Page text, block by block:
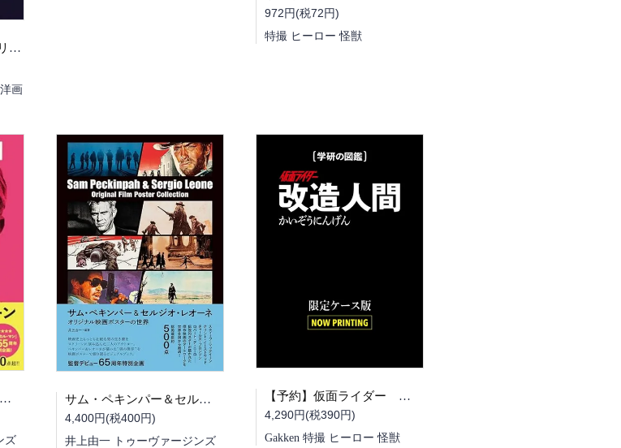
【予約】レスリー ~レスリー・チャンのすべて~ 70th Anniversary Edition（９月中旬頃発送予定）（送料無料）
画
972円(税72円)
特撮 ヒーロー 怪獣
【特典付き】スティーブ・マックイーン オリジナル映画ポスター・アーカイブ
ズ
サム・ペキンパー＆セルジオ・レオーネオリジナル映画ポスターの世界
4,400円(税400円)
井上由一 トゥーヴァージンズ
【予約】仮面ライダー 改造人間 限定ケース版 （学研の図鑑）（11/12頃発送予定）
4,290円(税390円)
Gakken 特撮 ヒーロー 怪獣